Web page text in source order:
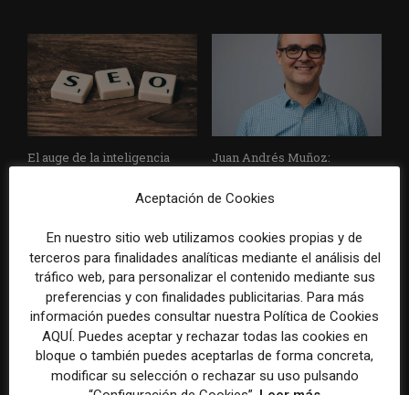
El auge de la inteligencia
el SEO y obliga a los medios
los buscadores
Juan Andrés Muñoz:
lo que puede ser una
creada por la propia
ciudadanía”
Aceptación de Cookies
En nuestro sitio web utilizamos cookies propias y de
terceros para finalidades analíticas mediante el análisis del
tráfico web, para personalizar el contenido mediante sus
preferencias y con finalidades publicitarias. Para más
información puedes consultar nuestra Política de Cookies
AQUÍ. Puedes aceptar y rechazar todas las cookies en
bloque o también puedes aceptarlas de forma concreta,
modificar su selección o rechazar su uso pulsando